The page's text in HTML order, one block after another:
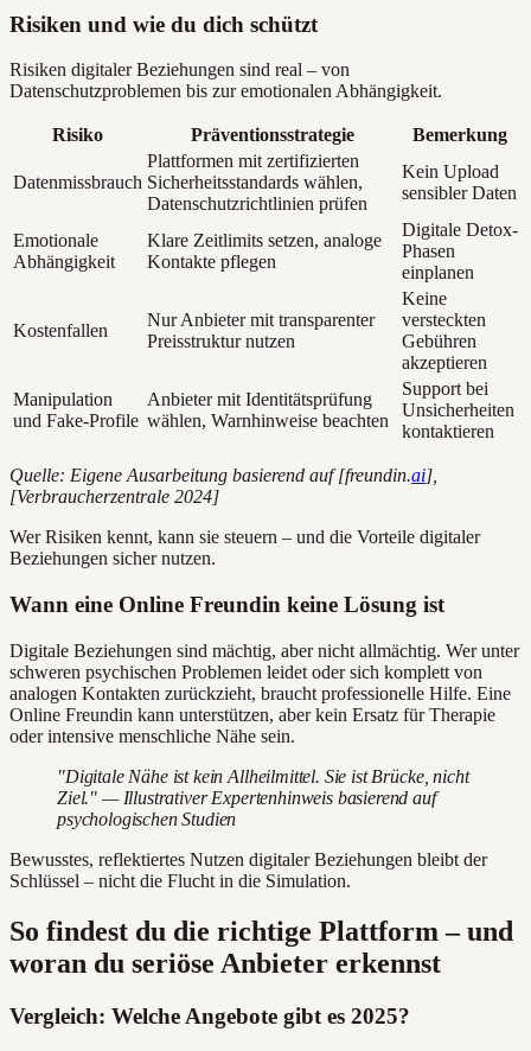
Risiken und wie du dich schützt
Risiken digitaler Beziehungen sind real – von
Datenschutzproblemen bis zur emotionalen Abhängigkeit.
Risiko Präventionsstrategie Bemerkung
Datenmissbrauch
Plattformen mit zertifizierten
Sicherheitsstandards wählen,
Datenschutzrichtlinien prüfen
Kein Upload
sensibler Daten
Emotionale
Abhängigkeit
Klare Zeitlimits setzen, analoge
Kontakte pflegen
Digitale Detox-
Phasen
einplanen
Kostenfallen
Nur Anbieter mit transparenter
Preisstruktur nutzen
Keine
versteckten
Gebühren
akzeptieren
Manipulation
und Fake-Profile
Anbieter mit Identitätsprüfung
wählen, Warnhinweise beachten
Support bei
Unsicherheiten
kontaktieren
Quelle: Eigene Ausarbeitung basierend auf [freundin.ai],
[Verbraucherzentrale 2024]
Wer Risiken kennt, kann sie steuern – und die Vorteile digitaler
Beziehungen sicher nutzen.
Wann eine Online Freundin keine Lösung ist
Digitale Beziehungen sind mächtig, aber nicht allmächtig. Wer unter
schweren psychischen Problemen leidet oder sich komplett von
analogen Kontakten zurückzieht, braucht professionelle Hilfe. Eine
Online Freundin kann unterstützen, aber kein Ersatz für Therapie
oder intensive menschliche Nähe sein.
"Digitale Nähe ist kein Allheilmittel. Sie ist Brücke, nicht
Ziel." — Illustrativer Expertenhinweis basierend auf
psychologischen Studien
Bewusstes, reflektiertes Nutzen digitaler Beziehungen bleibt der
Schlüssel – nicht die Flucht in die Simulation.
So findest du die richtige Plattform – und
woran du seriöse Anbieter erkennst
Vergleich: Welche Angebote gibt es 2025?